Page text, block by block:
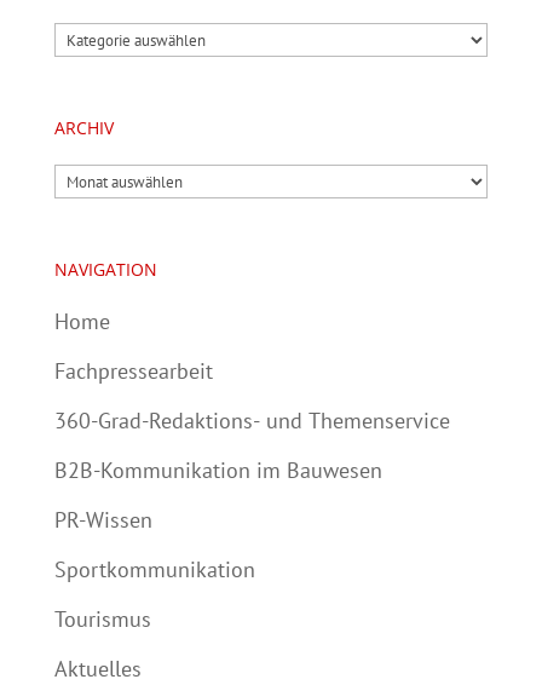
Kategorien
ARCHIV
Archiv
NAVIGATION
Home
Fachpressearbeit
360-Grad-Redaktions- und Themenservice
B2B-Kommunikation im Bauwesen
PR-Wissen
Sportkommunikation
Tourismus
Aktuelles